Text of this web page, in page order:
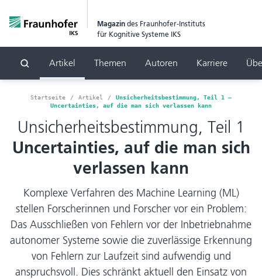
Magazin des Fraunhofer-Instituts
für Kognitive Systeme IKS
Suchen
Artikel Themen Autoren Karriere
Startseite Artikel
Unsicherheitsbestimmung, Teil 1 –
Uncertainties, auf die man sich verlassen kann
Unsicherheitsbestimmung, Teil 1
Uncertainties, auf die man sich
verlassen kann
Komplexe Verfahren des Machine Learning (ML)
stellen Forscherinnen und Forscher vor ein Problem:
Das Ausschließen von Fehlern vor der Inbetriebnahme
autonomer Systeme sowie die zuverlässige Erkennung
von Fehlern zur Laufzeit sind aufwendig und
anspruchsvoll. Dies schränkt aktuell den Einsatz von